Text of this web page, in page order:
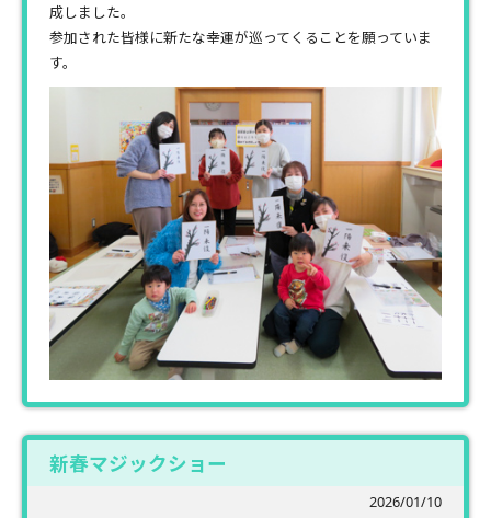
成しました。
参加された皆様に新たな幸運が巡ってくることを願っていま
す。
新春マジックショー
2026/01/10